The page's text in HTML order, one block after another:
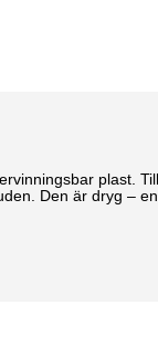
plast.
Den är dryg –